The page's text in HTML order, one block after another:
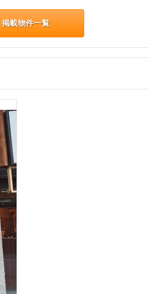
掲載物件一覧